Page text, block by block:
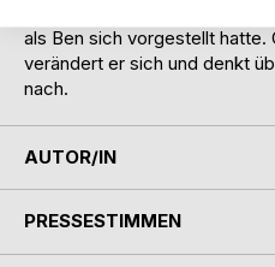
als Ben sich vorgestellt hatte.
verändert er sich und denkt
nach.
AUTOR/IN
PRESSESTIMMEN